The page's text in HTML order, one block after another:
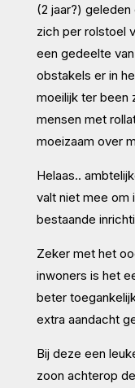
(2 jaar?)
zich per rolstoel
een gedeelte
obstakels er in
moeilijk ter been
mensen met
moeizaam over
Helaas..
valt niet mee om
bestaande
Zeker met het
inwoners is het
beter
extra aandacht
Bij deze een
zoon achterop